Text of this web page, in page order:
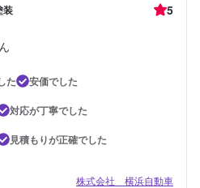
装 5
た
安価でした
対応が丁寧でした
見積もりが正確でした
株式会社 横浜自動車